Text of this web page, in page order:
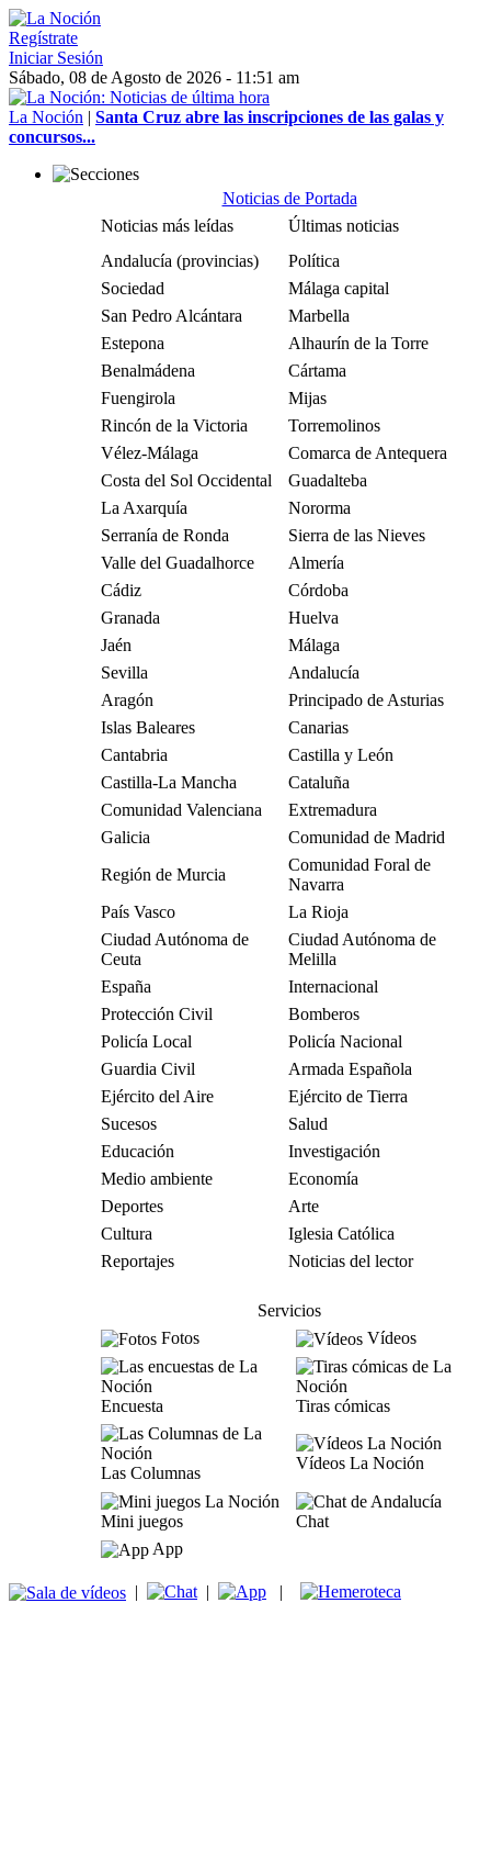
Regístrate
Iniciar Sesión
Sábado, 08 de Agosto de 2026 - 11:51 am
La Noción | Santa Cruz abre las inscripciones de las galas y
concursos...
Noticias de Portada
Noticias más leídas
Últimas noticias
Andalucía (provincias)
Política
Sociedad
Málaga capital
San Pedro Alcántara
Marbella
Estepona
Alhaurín de la Torre
Benalmádena
Cártama
Fuengirola
Mijas
Rincón de la Victoria
Torremolinos
Vélez-Málaga
Comarca de Antequera
Costa del Sol Occidental
Guadalteba
La Axarquía
Nororma
Serranía de Ronda
Sierra de las Nieves
Valle del Guadalhorce
Almería
Cádiz
Córdoba
Granada
Huelva
Jaén
Málaga
Sevilla
Andalucía
Aragón
Principado de Asturias
Islas Baleares
Canarias
Cantabria
Castilla y León
Castilla-La Mancha
Cataluña
Comunidad Valenciana
Extremadura
Galicia
Comunidad de Madrid
Región de Murcia
Comunidad Foral de
Navarra
País Vasco
La Rioja
Ciudad Autónoma de
Ceuta
Ciudad Autónoma de
Melilla
España
Internacional
Protección Civil
Bomberos
Policía Local
Policía Nacional
Guardia Civil
Armada Española
Ejército del Aire
Ejército de Tierra
Sucesos
Salud
Educación
Investigación
Medio ambiente
Economía
Deportes
Arte
Cultura
Iglesia Católica
Reportajes
Noticias del lector
Servicios
Fotos
Vídeos
Encuesta Tiras cómicas
Las Columnas
Vídeos La Noción
Mini juegos
Chat
App
| | |